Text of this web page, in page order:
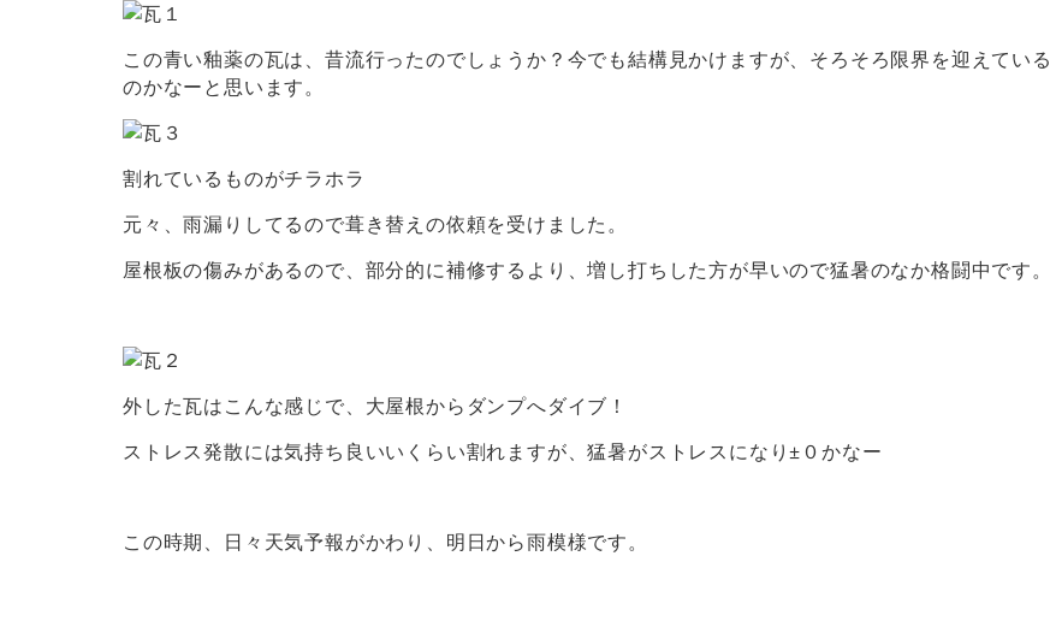
この青い釉薬の瓦は、昔流行ったのでしょうか？今でも結構見かけますが、そろそろ限界を迎えている
のかなーと思います。
割れているものがチラホラ
元々、雨漏りしてるので葺き替えの依頼を受けました。
屋根板の傷みがあるので、部分的に補修するより、増し打ちした方が早いので猛暑のなか格闘中です。
外した瓦はこんな感じで、大屋根からダンプへダイブ！
ストレス発散には気持ち良いいくらい割れますが、猛暑がストレスになり±０かなー
この時期、日々天気予報がかわり、明日から雨模様です。